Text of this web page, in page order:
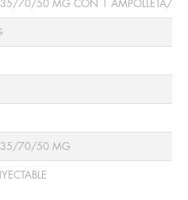
70/50 MG CON 1 AMPOLLETA/
70/50 MG